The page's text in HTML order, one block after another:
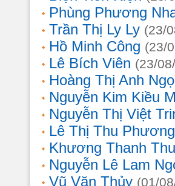
Phùng Phương
Trần Thị Ly Ly (23/
Hồ Minh Công (23/
Lê Bích Viên (23/
Hoàng Thị Anh
Nguyễn Kim Kiều
Nguyễn Thị Việt
Lê Thị Thu Phương
Khương Thanh
Nguyễn Lê Lam
Vũ Văn Thủy (01/